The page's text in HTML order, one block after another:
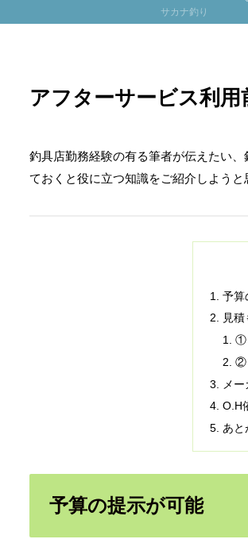
サカナ釣り
アフターサービス利
釣具店勤務経験の有る筆者が伝えたい
ておくと役に立つ知識をご紹介しようと
予算
見
①
②
メ
O.H
あと
予算の提示が可能